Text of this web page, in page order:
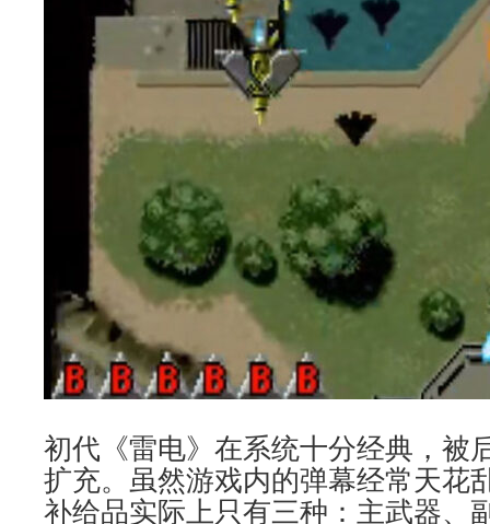
初代《雷电》在系统十分经典，被
扩充。虽然游戏内的弹幕经常天花
补给品实际上只有三种：主武器、